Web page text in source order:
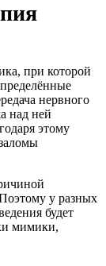
при которой
нервного
над ней
этому
у разных
будет
мимики,